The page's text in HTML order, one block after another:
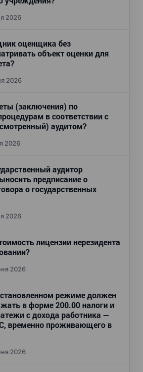
2026
оценщика без
объект оценки для
2026
(заключения) по
в соответствии с
аудитом?
2026
аудитор
предписание о
о государственных
2026
лицензии нерезидента
2026
режиме должен
в форме 200.00 налоги и
с дохода работника —
временно проживающего в
2026